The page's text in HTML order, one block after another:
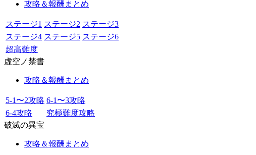
攻略＆報酬まとめ
ステージ1 ステージ2 ステージ3
ステージ4 ステージ5 ステージ6
超高難度
虚空ノ禁書
攻略＆報酬まとめ
5-1〜2攻略 6-1〜3攻略
6-4攻略
究極難度攻略
破滅の異宝
攻略＆報酬まとめ